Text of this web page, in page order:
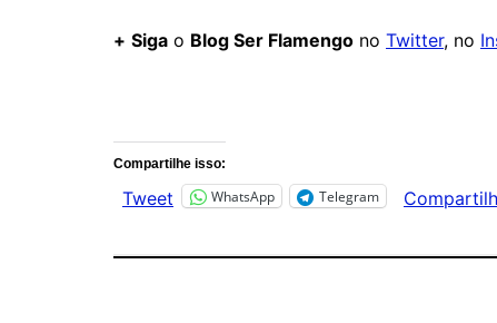
+ Siga o Blog Ser Flamengo no Twitter, no
Compartilhe isso:
Tweet WhatsApp Telegram